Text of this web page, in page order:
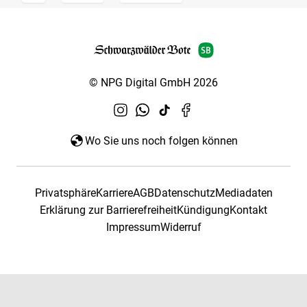
© NPG Digital GmbH 2026
Wo Sie uns noch folgen können
PrivatsphäreKarriereAGBDatenschutzMediadaten
Erklärung zur BarrierefreiheitKündigungKontakt
ImpressumWiderruf